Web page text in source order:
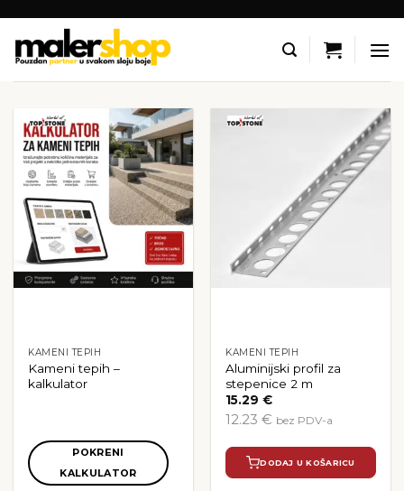
content
KAMENI TEPIH
Kameni tepih –
kalkulator
POKRENI
KALKULATOR
KAMENI TEPIH
Aluminijski profil za
stepenice 2 m
15.29€
12.23 € bez PDV-a
DODAJ U KOŠARICU